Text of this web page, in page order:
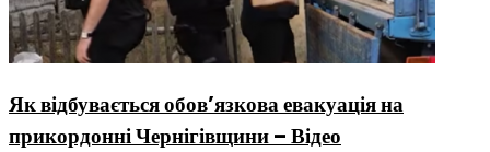
Як відбувається обов’язкова евакуація на
прикордонні Чернігівщини – Відео